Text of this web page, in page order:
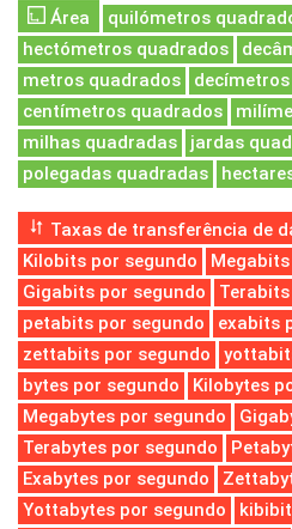
Área
quilómetros
hectómetros quadrados
metros quadrados
centímetros quadrados
milhas quadradas
jardas
polegadas quadradas
Taxas de transferência de
Kilobits por segundo
Gigabits por segundo
petabits por segundo
exabits
zettabits por segundo
bytes por segundo
Kilobytes
Megabytes por segundo
Terabytes por segundo
Exabytes por segundo
Yottabytes por segundo